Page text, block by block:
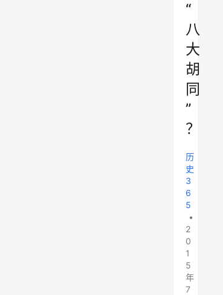
“
八
大
胡
同
”
？
历
史
3
6
5
•
2
0
1
5
年
7